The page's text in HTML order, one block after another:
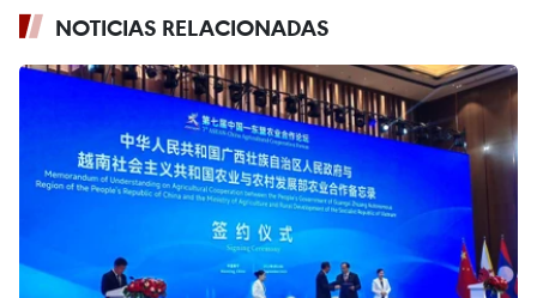
NOTICIAS RELACIONADAS